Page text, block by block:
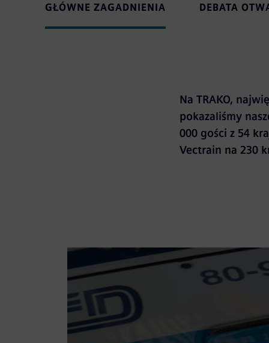
GŁÓWNE ZAGADNIENIA DEBATA
Na TRAKO,
pokazaliśmy
000 gości z 54
Vectrain na 230